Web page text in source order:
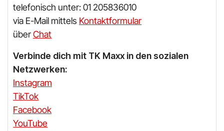
telefonisch unter: 01 205836010
via E-Mail mittels Kontaktformular
überChat
Verbinde dich mit TK Maxx in den sozialen
Netzwerken:
Instagram
TikTok
Facebook
YouTube